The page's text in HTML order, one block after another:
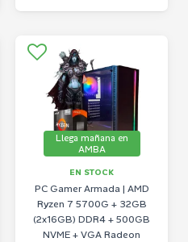
Llega mañana en
AMBA
EN STOCK
PC Gamer Armada | AMD
Ryzen 7 5700G + 32GB
(2x16GB) DDR4 + 500GB
NVME + VGA Radeon